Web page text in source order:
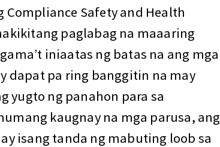
Safety and Health
paglabag na maaaring
iniaatas ng batas na ang mga
dapat pa ring banggitin na may
yugto ng panahon para sa
kaugnay na mga parusa, ang
isang tanda ng mabuting loob sa